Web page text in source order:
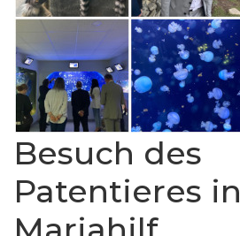
Besuch des
Patentieres in